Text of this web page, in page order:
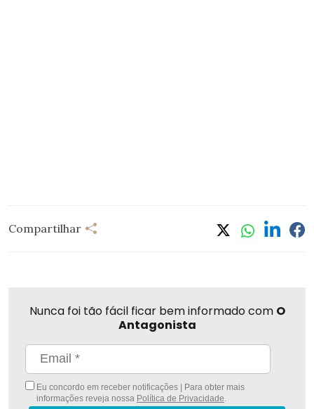
Compartilhar
Nunca foi tão fácil ficar bem informado com O
Antagonista
Eu concordo em receber notificações | Para obter mais
informações reveja nossa Política de Privacidade